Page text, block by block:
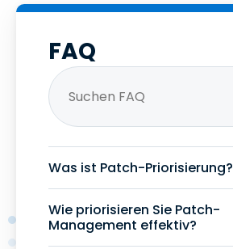
FAQ
Was ist Patch-Priorisierung?
Wie priorisieren Sie Patch-
Management effektiv?